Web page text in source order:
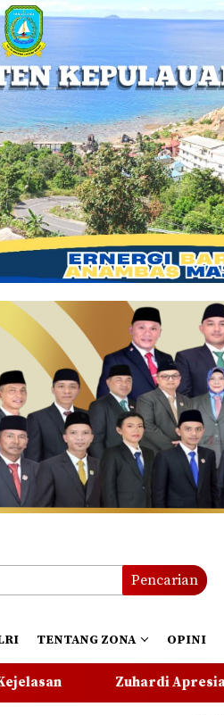
Pencarian
TENTANG ZONA OPINI
Kehadiran Pekerja PT